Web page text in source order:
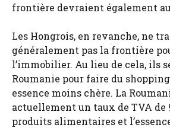
frontière devraient également
Les Hongrois, en revanche, ne
généralement pas la frontière
l’immobilier. Au lieu de cela, ils
Roumanie pour faire du
essence moins chère. La
actuellement un taux de TVA de
produits alimentaires et